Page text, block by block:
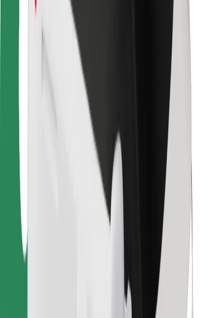
Estaciones de carga de Bolt
Soporte
Para usuarios
Para conductores
Para repartidores
Para propietarios de flota
Para restaurantes
Bolt para empresas
Términos y Condiciones
Descargar la app de Bolt
Descargar la app de Bolt Food